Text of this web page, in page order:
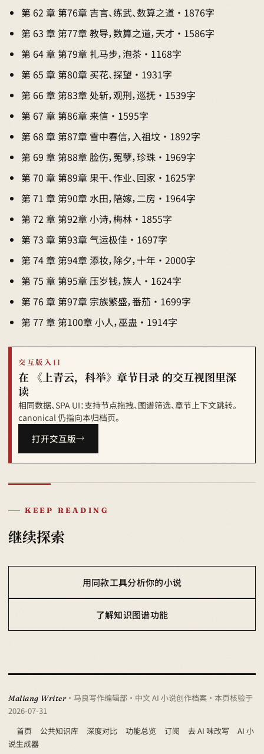
第 62 章 第76章 吉言、练武、数算之道 · 1876字
第 63 章 第77章 教导，数算之道，天才 · 1586字
第 64 章 第79章 扎马步，泡茶 · 1168字
第 65 章 第80章 买花、探望 · 1931字
第 66 章 第83章 处斩，观刑，巡抚 · 1539字
第 67 章 第86章 来信 · 1595字
第 68 章 第87章 雪中春信，入祖坟 · 1892字
第 69 章 第88章 脸伤，冤孽，珍珠 · 1969字
第 70 章 第89章 果干、作业、回家 · 1625字
第 71 章 第90章 水田，陪嫁，二房 · 1964字
第 72 章 第92章 小诗，梅林 · 1855字
第 73 章 第93章 气运极佳 · 1697字
第 74 章 第94章 添妆，除夕，十年 · 2000字
第 75 章 第95章 压岁钱，族人 · 1624字
第 76 章 第97章 宗族繁盛，番茄 · 1699字
第 77 章 第100章 小人，巫蛊 · 1914字
交互版入口
在 《上青云，科举》章节目录 的交互视图里深
读
相同数据、SPA UI：支持节点拖拽、图谱筛选、章节上下文跳转。
canonical 仍指向本归档页。
打开交互版
KEEP READING
继续探索
用同款工具分析你的小说
了解知识图谱功能
Maliang Writer · 马良写作编辑部 · 中文 AI 小说创作档案 · 本页核验于
2026-07-31
首页
公共知识库 深度对比 功能总览 订阅 去 AI 味改写
AI 小
说生成器